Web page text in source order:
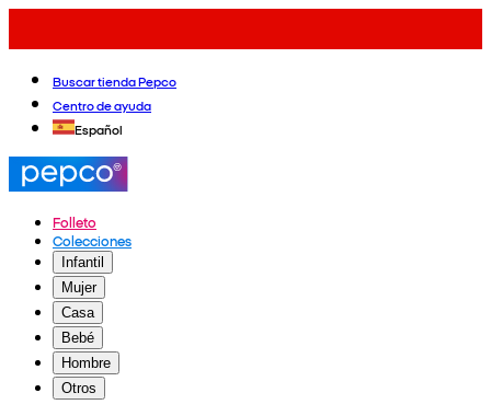
Buscar tienda Pepco
Centro de ayuda
Español
Folleto
Colecciones
Infantil
Mujer
Casa
Bebé
Hombre
Otros